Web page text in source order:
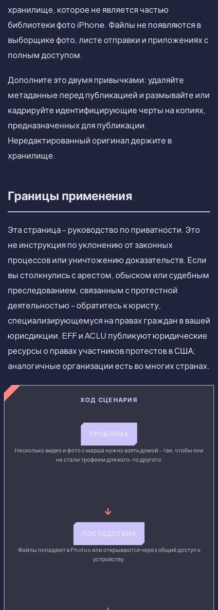
хранилище, которое не является частью
библиотеки фото iPhone. Файлы не появляются в
выборщике фото, листе отправки и приложениях с
полным доступом.
Дополните это двумя привычками: удаляйте
метаданные перед публикацией и размывайте или
кадрируйте идентифицирующие черты на копиях,
предназначенных для публикации.
Нередактированный оригинал держите в
хранилище.
Границы применения
Эта страница - руководство по приватности. Это
не инструкция по уклонению от законных
процессов или уничтожению доказательств. Если
вы столкнулись с арестом, обыском или судебным
преследованием, связанным с протестной
деятельностью - обратитесь к юристу,
специализирующемуся на правах граждан в вашей
юрисдикции. EFF и ACLU публикуют юридические
ресурсы о правах участников протестов в США;
аналогичные организации есть во многих странах.
ХОД СЦЕНАРИЯ
ПРОБЛЕМА
Несколько видео и фото с марша нужно взять домой - так, чтобы они
не стали трофеем для кого-то другого.
→
ПОСЛЕДСТВИЯ
Файлы попадают в Photos или открываются через общий доступ к
устройству.